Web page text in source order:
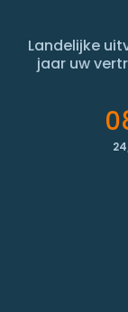
Landelijke
jaar uw